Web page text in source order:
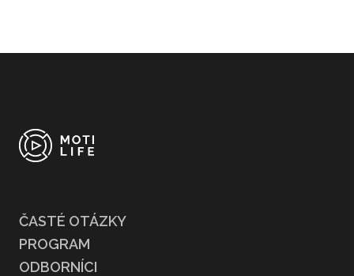
ČASTÉ OTÁZKY
PROGRAM
ODBORNÍCI